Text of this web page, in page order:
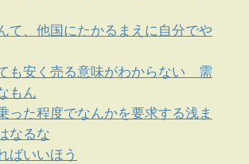
て、他国にたかるまえに自分でや
も安く売る意味がわからない 需
もん
った程度でなんかを要求する浅ま
なるな
ばいいほう